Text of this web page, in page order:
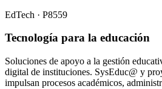
EdTech · P8559
Tecnología para la educación
Soluciones de apoyo a la gestión
digital de instituciones. SysEduc@ y
impulsan procesos académicos,